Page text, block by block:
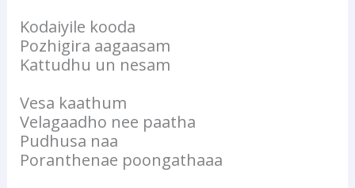
Kodaiyile kooda
Pozhigira aagaasam
Kattudhu un nesam
Vesa kaathum
Velagaadho nee paatha
Pudhusa naa
Poranthenae poongathaaa